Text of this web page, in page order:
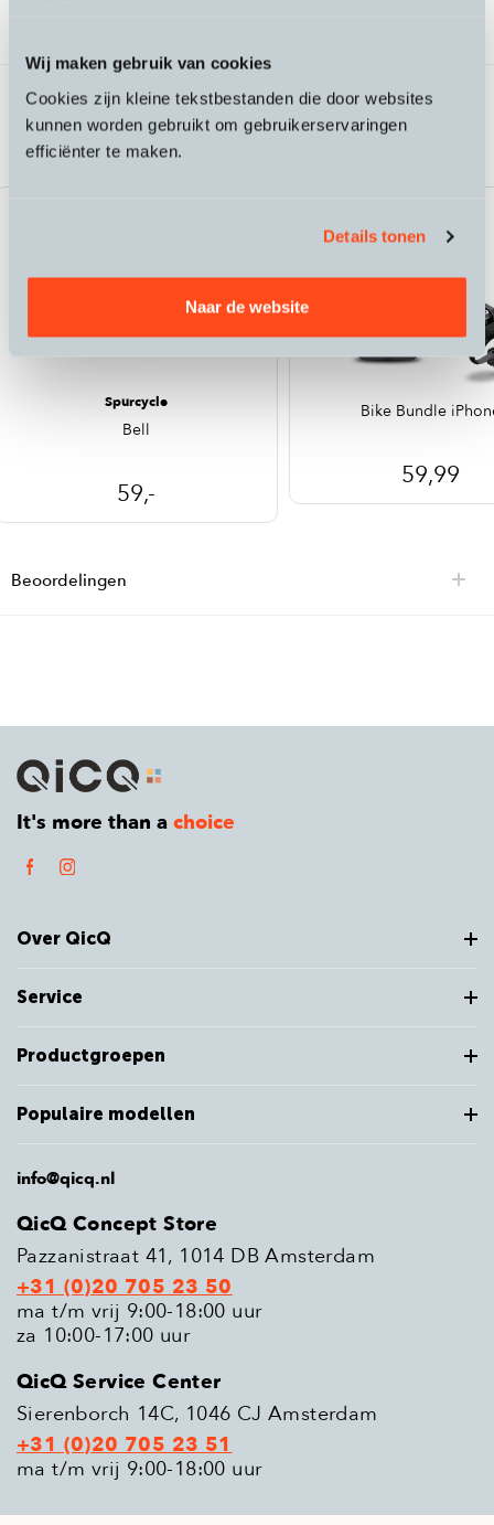
Wij maken gebruik van cookies
Cookies zijn kleine tekstbestanden die door websites
kunnen worden gebruikt om gebruikerservaringen
efficiënter te maken.
Details tonen
Naar de website
Passende accessoires bij de Klever X
Pinion 45 speed pedelec
Spurcycle
Bell
59,-
Bike Bundle
59,99
Beoordelingen
It's more than a choice
Over QicQ
Service
Productgroepen
Populaire modellen
info@qicq.nl
QicQ Concept Store
Pazzanistraat 41, 1014 DB Amsterdam
+31 (0)20 705 23 50
ma t/m vrij 9:00-18:00 uur
za 10:00-17:00 uur
QicQ Service Center
Sierenborch 14C, 1046 CJ Amsterdam
+31 (0)20 705 23 51
ma t/m vrij 9:00-18:00 uur